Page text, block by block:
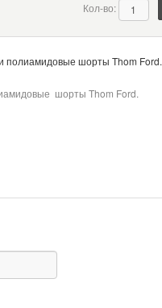
Кол-во:
полиамидовые шорты Thom Ford.
шорты Thom Ford.